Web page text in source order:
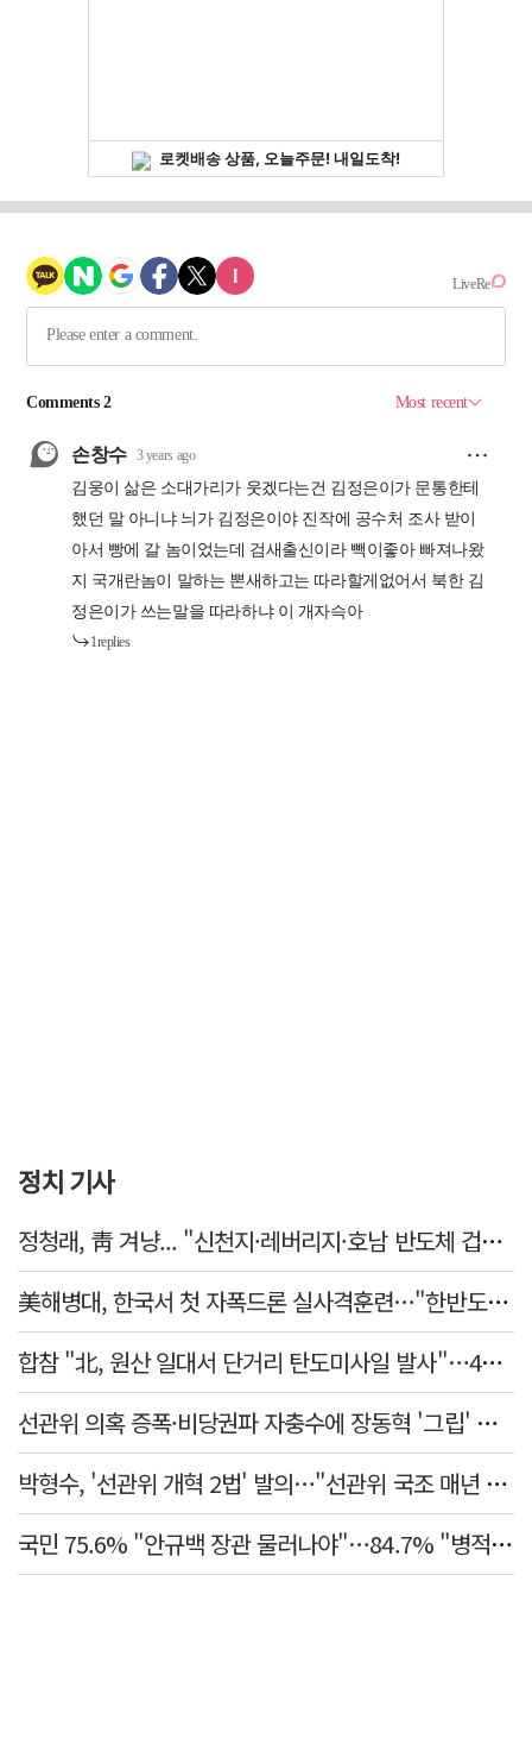
정치 기사
정청래, 靑 겨냥... "신천지·레버리지·호남 반도체 겁박 사과하라"
美해병대, 한국서 첫 자폭드론 실사격훈련…"한반도 지형 학습"
합참 "北, 원산 일대서 단거리 탄도미사일 발사"…42일 만
선관위 의혹 증폭·비당권파 자충수에 장동혁 '그립' 더 강해졌다
박형수, '선관위 개혁 2법' 발의…"선관위 국조 매년 실시"
국민 75.6% "안규백 장관 물러나야"…84.7% "병적기록부 공개해야"